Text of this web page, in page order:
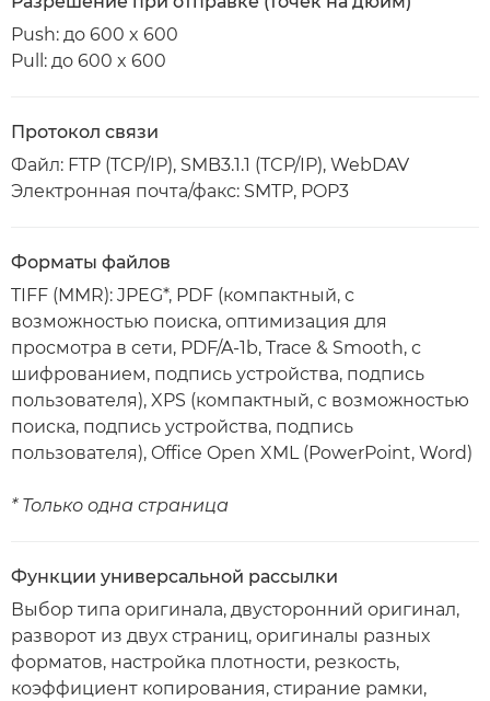
Push: до 600 x 600
Pull: до 600 x 600
Протокол связи
Файл: FTP (TCP/IP), SMB3.1.1 (TCP/IP), WebDAV
Электронная почта/факс: SMTP, POP3
Форматы файлов
TIFF (MMR): JPEG*, PDF (компактный, с
возможностью поиска, оптимизация для
просмотра в сети, PDF/A-1b, Trace & Smooth, с
шифрованием, подпись устройства, подпись
пользователя), XPS (компактный, с возможностью
поиска, подпись устройства, подпись
пользователя), Office Open XML (PowerPoint, Word)
* Только одна страница
Функции универсальной рассылки
Выбор типа оригинала, двусторонний оригинал,
разворот из двух страниц, оригиналы разных
форматов, настройка плотности, резкость,
коэффициент копирования, стирание рамки,